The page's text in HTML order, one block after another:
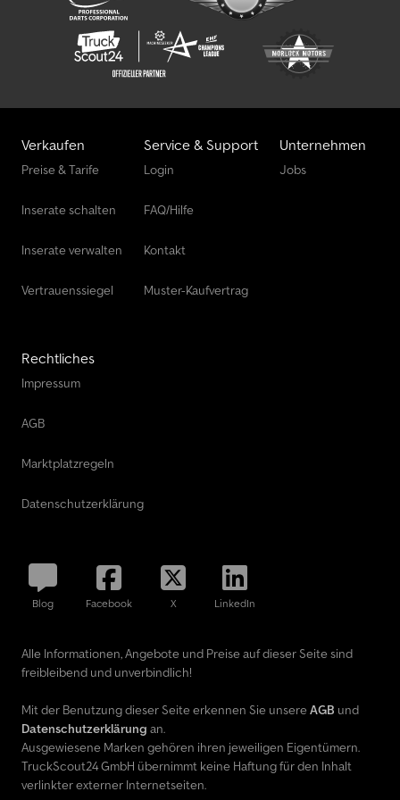
Verkaufen
Preise & Tarife
Inserate schalten
Inserate verwalten
Vertrauenssiegel
Service & Support
Login
FAQ/Hilfe
Kontakt
Muster-Kaufvertrag
Unternehmen
Jobs
Rechtliches
Impressum
AGB
Marktplatzregeln
Datenschutzerklärung
Blog Facebook X LinkedIn
Alle Informationen, Angebote und Preise auf dieser Seite sind
freibleibend und unverbindlich!
Mit der Benutzung dieser Seite erkennen Sie unsere AGB und
Datenschutzerklärung an.
Ausgewiesene Marken gehören ihren jeweiligen Eigentümern.
TruckScout24 GmbH übernimmt keine Haftung für den Inhalt
verlinkter externer Internetseiten.